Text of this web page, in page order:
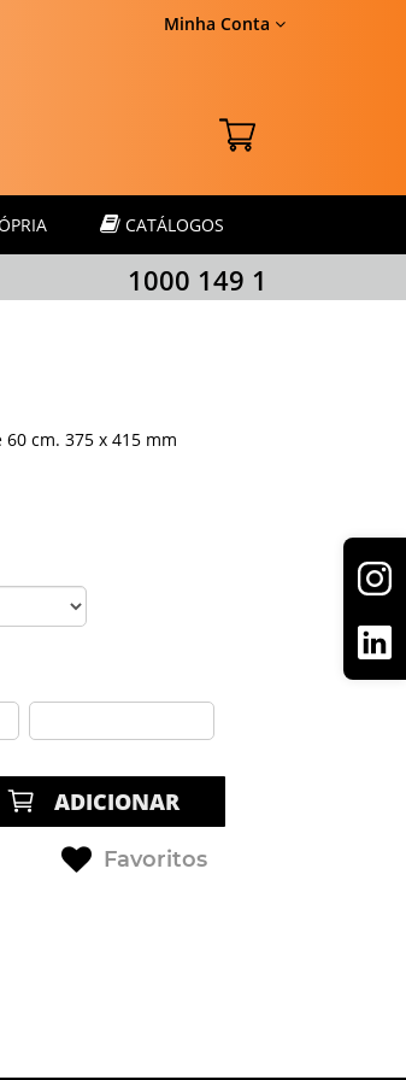
Minha Conta
CATÁLOGOS
1000 149 1
60 cm. 375 x 415 mm
ADICIONAR
Favoritos